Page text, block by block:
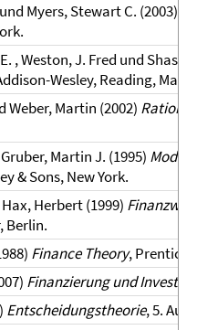
Myers, Stewart C. (2003)
, Weston, J. Fred und
Wesley, Reading, Mass.
Weber, Martin (2002)
Martin J. (1995)
& Sons, New York.
Herbert (1999)
Berlin.
Finance Theory,
Finanzierung und
Entscheidungstheorie, 5.